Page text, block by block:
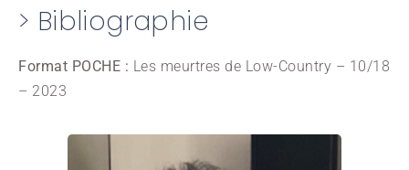
> Bibliographie
Format POCHE : Les meurtres de Low-Country – 10/18
– 2023